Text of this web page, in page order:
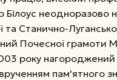
Білоус неодноразово
та Станично-
Почесної грамоти
року
врученням